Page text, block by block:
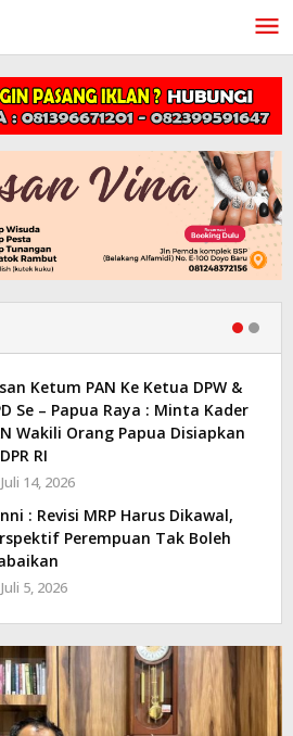
Ketum PAN Ke Ketua DPW &
Se – Papua Raya : Minta Kader
Wakili Orang Papua Disiapkan
RI
Juli 14, 2026
: Revisi MRP Harus Dikawal,
Perempuan Tak Boleh
Juli 5, 2026